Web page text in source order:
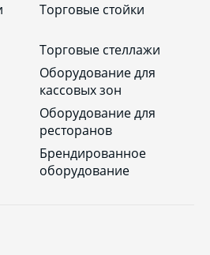
Торговые стойки
Торговые стеллажи
Оборудование для
кассовых зон
Оборудование для
ресторанов
Брендированное
оборудование